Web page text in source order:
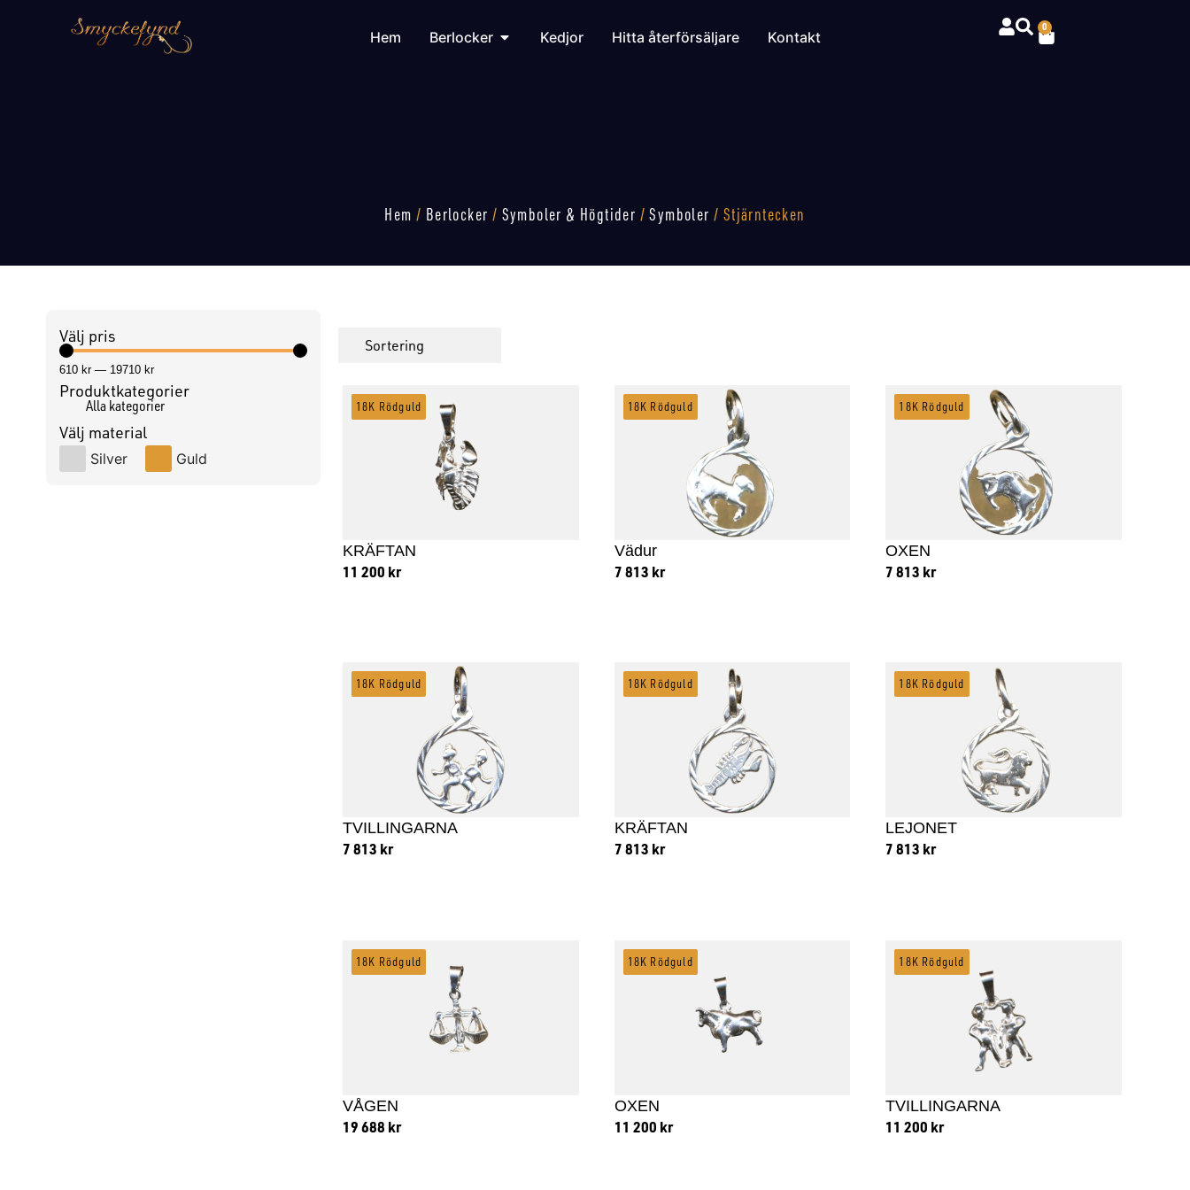
Hem Berlocker Kedjor Hitta återförsäljare Kontakt
0
Hem / Berlocker / Symboler & Högtider /Symboler / Stjärntecken
Välj pris
610 kr— 19710 kr
Produktkategorier
Alla kategorier
Välj material
Silver Guld
KRÄFTAN
11 200 kr
18K Rödguld
Vädur
7 813 kr
18K Rödguld
OXEN
7 813 kr
18K Rödguld
TVILLINGARNA
7 813 kr
18K Rödguld
KRÄFTAN
7 813 kr
18K Rödguld
LEJONET
7 813 kr
18K Rödguld
VÅGEN
19 688 kr
18K Rödguld
OXEN
11 200 kr
18K Rödguld
TVILLINGARNA
11 200 kr
18K Rödguld